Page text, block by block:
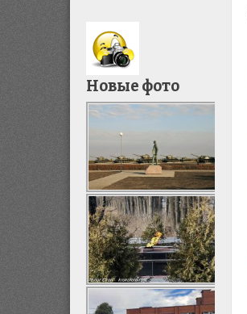
Новые фото